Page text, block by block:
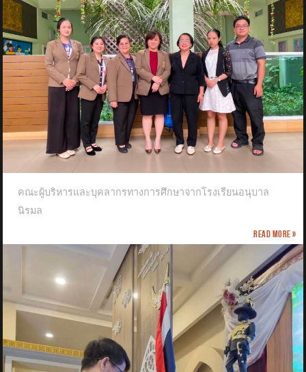
คณะผู้บริหารและบุคลากรทางการศึกษาจากโรงเรียนอนุบาล
นิรมล
Read more »